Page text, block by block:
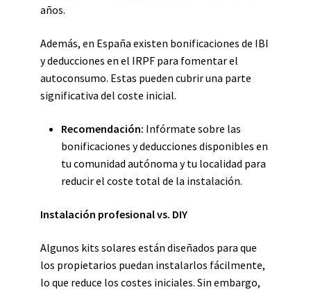
años.
Además, en España existen bonificaciones de IBI
y deducciones en el IRPF para fomentar el
autoconsumo. Estas pueden cubrir una parte
significativa del coste inicial.
Recomendación: Infórmate sobre las
bonificaciones y deducciones disponibles en
tu comunidad autónoma y tu localidad para
reducir el coste total de la instalación.
Instalación profesional vs. DIY
Algunos kits solares están diseñados para que
los propietarios puedan instalarlos fácilmente,
lo que reduce los costes iniciales. Sin embargo,